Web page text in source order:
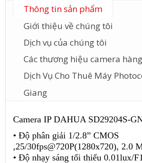
Thông tin sản phẩm
Giới thiệu về chúng tôi
Dịch vụ của chúng tôi
Các thương hiệu camera
Dịch Vụ Cho Thuê Máy
Giang
Camera IP DAHUA SD29204S-
• Độ phân giải 1/2.8” CMOS
,25/30fps@720P(1280x720), 2.0
• Độ nhạy sáng tối thiểu 0.01lux/